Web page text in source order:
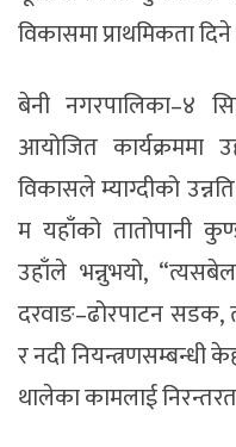
विकासमा प्राथमिकता
बेनी नगरपालिका–४
आयोजित कार्यक्रममा
विकासले म्याग्दीको
म यहाँको तातोपानी
उहाँले भन्नुभयो,
दरवाङ–ढोरपाटन सडक,
र नदी नियन्त्रणसम्बन्धी
थालेका कामलाई